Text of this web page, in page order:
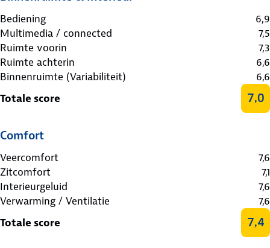
Bediening
6,9
Multimedia / connected
7,5
Ruimte voorin
7,3
Ruimte achterin
6,6
Binnenruimte (Variabiliteit)
6,6
Totale score
7,0
Comfort
Veercomfort
7,6
Zitcomfort
7,1
Interieurgeluid
7,6
Verwarming / Ventilatie
7,6
Totale score
7,4